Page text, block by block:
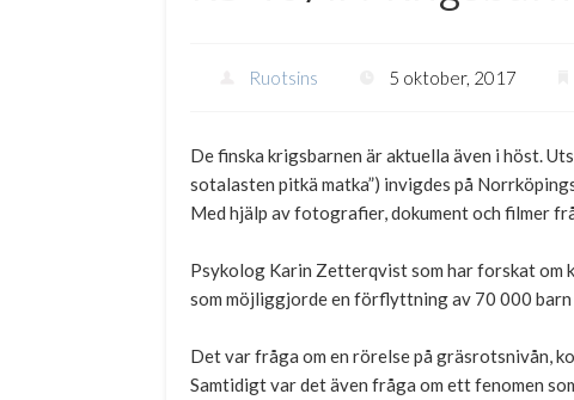
Ruotsins 5 oktober, 2017
De finska krigsbarnen är aktuella även i höst.
sotalasten pitkä matka”) invigdes på
Med hjälp av fotografier, dokument och filmer
Psykolog Karin Zetterqvist som har forskat om
som möjliggjorde en förflyttning av 70 000 barn
Det var fråga om en rörelse på gräsrotsnivån,
Samtidigt var det även fråga om ett fenomen